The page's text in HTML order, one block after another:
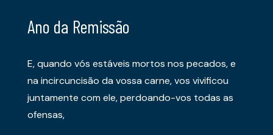
Ano da Remissão
E, quando vós estáveis mortos nos pecados, e
na incircuncisão da vossa carne, vos vivificou
juntamente com ele, perdoando-vos todas as
ofensas,